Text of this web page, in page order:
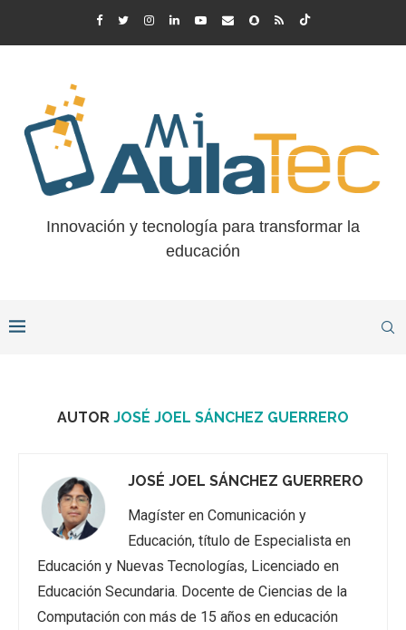
Innovación y tecnología para transformar la
educación
AUTOR JOSÉ JOEL SÁNCHEZ GUERRERO
JOSÉ JOEL SÁNCHEZ GUERRERO
Magíster en Comunicación y
Educación, título de Especialista en
Educación y Nuevas Tecnologías, Licenciado en
Educación Secundaria. Docente de Ciencias de la
Computación con más de 15 años en educación